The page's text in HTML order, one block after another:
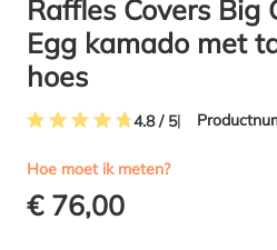
Raffles Covers Big
Egg kamado met
hoes
4.8 / 5
Hoe moet ik meten?
€ 76,00